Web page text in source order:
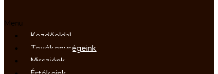
Menu
Kezdőoldal
Tevékenységeink
Missziónk